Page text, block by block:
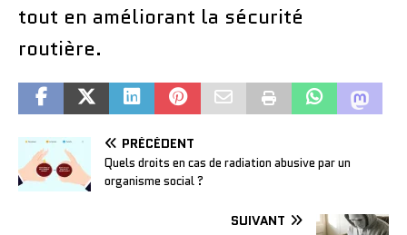
tout en améliorant la sécurité
routière.
PRÉCÉDENT
Quels droits en cas de radiation abusive par un
organisme social ?
SUIVANT